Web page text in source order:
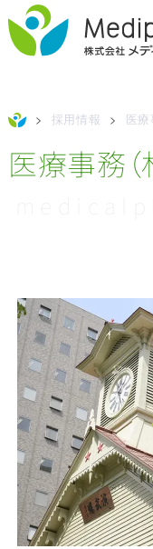
> 採用情報 > 医
医療事務